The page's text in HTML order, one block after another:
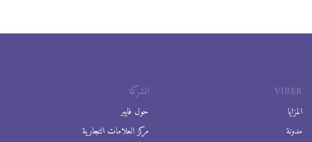
VIBER
المزايا
مدونة
الشركة
حول فايبر
مركز العلامات التجارية